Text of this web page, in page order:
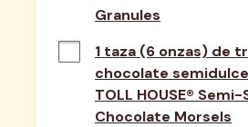
Granules
1 taza (6 onzas) de
chocolate semidulce
TOLL HOUSE®
Chocolate Morsels